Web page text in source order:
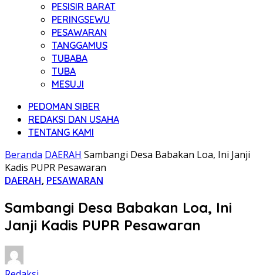
PESISIR BARAT
PERINGSEWU
PESAWARAN
TANGGAMUS
TUBABA
TUBA
MESUJI
PEDOMAN SIBER
REDAKSI DAN USAHA
TENTANG KAMI
Beranda DAERAH Sambangi Desa Babakan Loa, Ini Janji
Kadis PUPR Pesawaran
DAERAH, PESAWARAN
Sambangi Desa Babakan Loa, Ini
Janji Kadis PUPR Pesawaran